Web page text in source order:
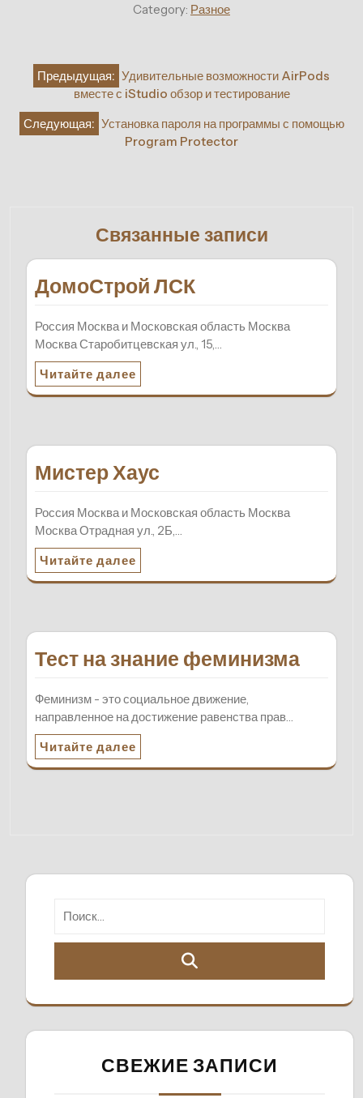
Category: Разное
Навигация
записям
Предыдущая: Удивительные возможности AirPods
вместе с iStudio обзор и тестирование
Следующая: Установка пароля на программы с помощью
Program Protector
Связанные записи
ДомоСтрой ЛСК
Россия Москва и Московская область Москва
Москва Старобитцевская ул., 15,…
Читайте далее
Мистер Хаус
Россия Москва и Московская область Москва
Москва Отрадная ул., 2Б,…
Читайте далее
Тест на знание феминизма
Феминизм - это социальное движение,
направленное на достижение равенства прав…
Читайте далее
СВЕЖИЕ ЗАПИСИ